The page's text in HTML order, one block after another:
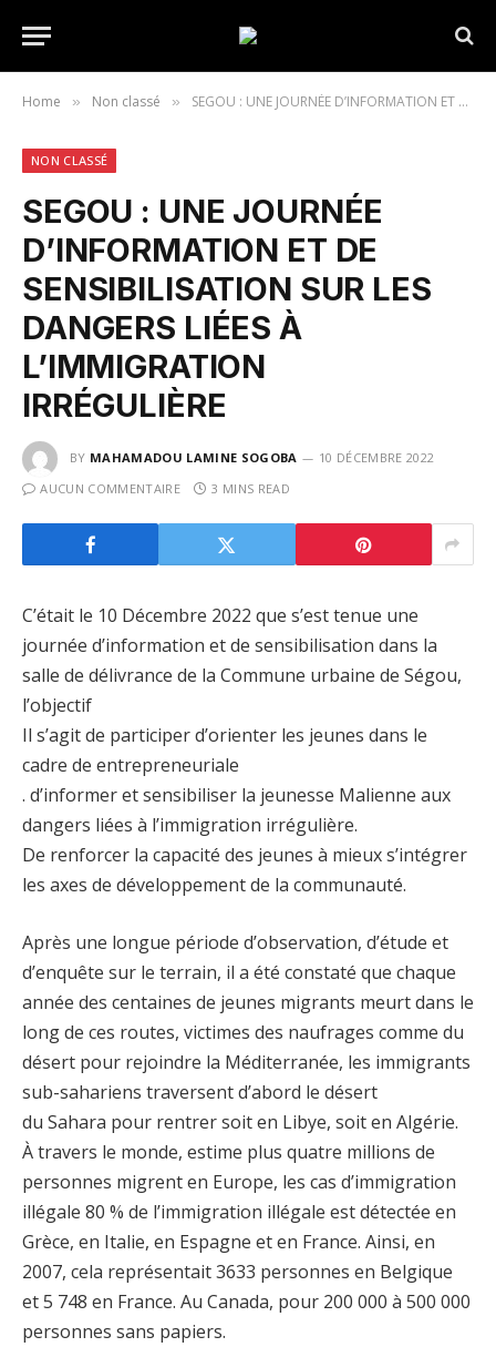
Home » Non classé » SEGOU : UNE JOURNÉE D’INFORMATION ET DE SENSIBILISATION SUR LES DANGERS LIÉES À L’IMMIGRATION IRRÉGULIÈRE
NON CLASSÉ
SEGOU : UNE JOURNÉE
D’INFORMATION ET DE
SENSIBILISATION SUR LES
DANGERS LIÉES À
L’IMMIGRATION
IRRÉGULIÈRE
BY MAHAMADOU LAMINE SOGOBA
10 DÉCEMBRE 2022
AUCUN COMMENTAIRE
3 MINS READ
C’était le 10 Décembre 2022 que s’est tenue une
journée d’information et de sensibilisation dans la
salle de délivrance de la Commune urbaine de Ségou,
l’objectif
Il s’agit de participer d’orienter les jeunes dans le
cadre de entrepreneuriale
. d’informer et sensibiliser la jeunesse Malienne aux
dangers liées à l’immigration irrégulière.
De renforcer la capacité des jeunes à mieux s’intégrer
les axes de développement de la communauté.
Après une longue période d’observation, d’étude et
d’enquête sur le terrain, il a été constaté que chaque
année des centaines de jeunes migrants meurt dans le
long de ces routes, victimes des naufrages comme du
désert pour rejoindre la Méditerranée, les immigrants
sub-sahariens traversent d’abord le désert
du Sahara pour rentrer soit en Libye, soit en Algérie.
À travers le monde, estime plus quatre millions de
personnes migrent en Europe, les cas d’immigration
illégale 80 % de l’immigration illégale est détectée en
Grèce, en Italie, en Espagne et en France. Ainsi, en
2007, cela représentait 3633 personnes en Belgique
et 5 748 en France. Au Canada, pour 200 000 à 500 000
personnes sans papiers.